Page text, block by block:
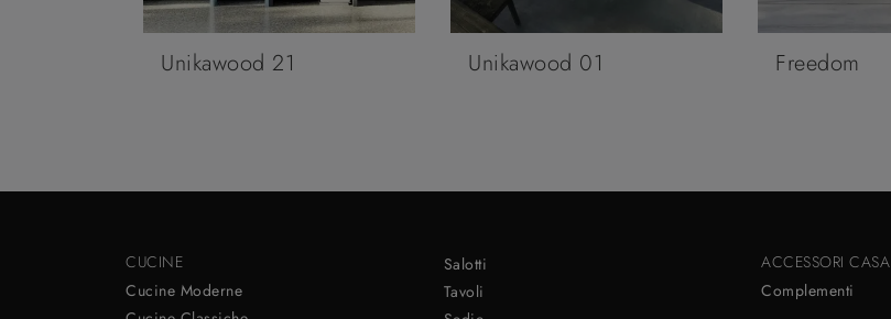
Unikawood 21 Unikawood 01 Freedom
CUCINE
Cucine Moderne
Salotti
Tavoli
ACCESSORI CASA
Complementi